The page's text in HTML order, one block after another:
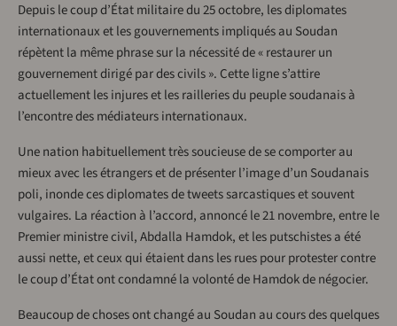
Depuis le coup d’État militaire du 25 octobre, les diplomates
internationaux et les gouvernements impliqués au Soudan
répètent la même phrase sur la nécessité de « restaurer un
gouvernement dirigé par des civils ». Cette ligne s’attire
actuellement les injures et les railleries du peuple soudanais à
l’encontre des médiateurs internationaux.
Une nation habituellement très soucieuse de se comporter au
mieux avec les étrangers et de présenter l’image d’un Soudanais
poli, inonde ces diplomates de tweets sarcastiques et souvent
vulgaires. La réaction à l’accord, annoncé le 21 novembre, entre le
Premier ministre civil, Abdalla Hamdok, et les putschistes a été
aussi nette, et ceux qui étaient dans les rues pour protester contre
le coup d’État ont condamné la volonté de Hamdok de négocier.
Beaucoup de choses ont changé au Soudan au cours des quelques